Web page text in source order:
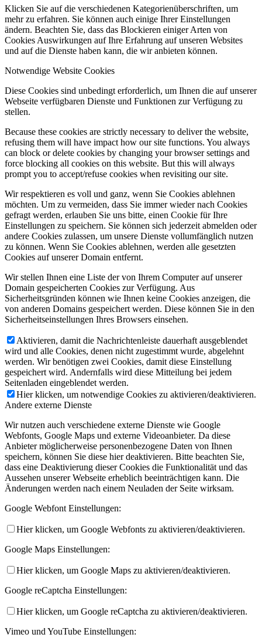
Klicken Sie auf die verschiedenen Kategorienüberschriften, um
mehr zu erfahren. Sie können auch einige Ihrer Einstellungen
ändern. Beachten Sie, dass das Blockieren einiger Arten von
Cookies Auswirkungen auf Ihre Erfahrung auf unseren Websites
und auf die Dienste haben kann, die wir anbieten können.
Notwendige Website Cookies
Diese Cookies sind unbedingt erforderlich, um Ihnen die auf unserer
Webseite verfügbaren Dienste und Funktionen zur Verfügung zu
stellen.
Because these cookies are strictly necessary to deliver the website,
refusing them will have impact how our site functions. You always
can block or delete cookies by changing your browser settings and
force blocking all cookies on this website. But this will always
prompt you to accept/refuse cookies when revisiting our site.
Wir respektieren es voll und ganz, wenn Sie Cookies ablehnen
möchten. Um zu vermeiden, dass Sie immer wieder nach Cookies
gefragt werden, erlauben Sie uns bitte, einen Cookie für Ihre
Einstellungen zu speichern. Sie können sich jederzeit abmelden oder
andere Cookies zulassen, um unsere Dienste vollumfänglich nutzen
zu können. Wenn Sie Cookies ablehnen, werden alle gesetzten
Cookies auf unserer Domain entfernt.
Wir stellen Ihnen eine Liste der von Ihrem Computer auf unserer
Domain gespeicherten Cookies zur Verfügung. Aus
Sicherheitsgründen können wie Ihnen keine Cookies anzeigen, die
von anderen Domains gespeichert werden. Diese können Sie in den
Sicherheitseinstellungen Ihres Browsers einsehen.
Aktivieren, damit die Nachrichtenleiste dauerhaft ausgeblendet
wird und alle Cookies, denen nicht zugestimmt wurde, abgelehnt
werden. Wir benötigen zwei Cookies, damit diese Einstellung
gespeichert wird. Andernfalls wird diese Mitteilung bei jedem
Seitenladen eingeblendet werden.
Hier klicken, um notwendige Cookies zu aktivieren/deaktivieren.
Andere externe Dienste
Wir nutzen auch verschiedene externe Dienste wie Google
Webfonts, Google Maps und externe Videoanbieter. Da diese
Anbieter möglicherweise personenbezogene Daten von Ihnen
speichern, können Sie diese hier deaktivieren. Bitte beachten Sie,
dass eine Deaktivierung dieser Cookies die Funktionalität und das
Aussehen unserer Webseite erheblich beeinträchtigen kann. Die
Änderungen werden nach einem Neuladen der Seite wirksam.
Google Webfont Einstellungen:
Hier klicken, um Google Webfonts zu aktivieren/deaktivieren.
Google Maps Einstellungen:
Hier klicken, um Google Maps zu aktivieren/deaktivieren.
Google reCaptcha Einstellungen:
Hier klicken, um Google reCaptcha zu aktivieren/deaktivieren.
Vimeo und YouTube Einstellungen: